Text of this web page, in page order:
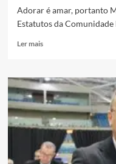
Adorar é amar, portanto
Estatutos da Comunidade
Ler mais